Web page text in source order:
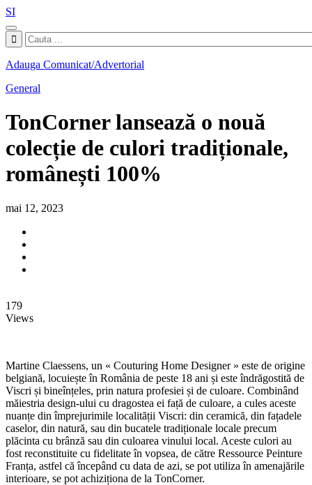
SI
Adauga Comunicat/Advertorial
General
TonCorner lansează o nouă
colecție de culori tradiționale,
românești 100%
mai 12, 2023
179
Views
Martine Claessens, un « Couturing Home Designer » este de origine
belgiană, locuiește în România de peste 18 ani și este îndrăgostită de
Viscri și bineînțeles, prin natura profesiei și de culoare. Combinând
măiestria design-ului cu dragostea ei față de culoare, a cules aceste
nuanțe din împrejurimile localității Viscri: din ceramică, din fațadele
caselor, din natură, sau din bucatele tradiționale locale precum
plăcinta cu brânză sau din culoarea vinului local. Aceste culori au
fost reconstituite cu fidelitate în vopsea, de către Ressource Peinture
Franța, astfel că începând cu data de azi, se pot utiliza în amenajările
interioare, se pot achiziționa de la TonCorner.